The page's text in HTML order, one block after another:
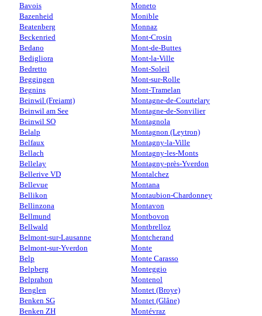
Bavois
Bazenheid
Beatenberg
Beckenried
Bedano
Bedigliora
Bedretto
Beggingen
Begnins
Beinwil (Freiamt)
Beinwil am See
Beinwil SO
Belalp
Belfaux
Bellach
Bellelay
Bellerive VD
Bellevue
Bellikon
Bellinzona
Bellmund
Bellwald
Belmont-sur-Lausanne
Belmont-sur-Yverdon
Belp
Belpberg
Belprahon
Benglen
Benken SG
Benken ZH
Moneto
Monible
Monnaz
Mont-Crosin
Mont-de-Buttes
Mont-la-Ville
Mont-Soleil
Mont-sur-Rolle
Mont-Tramelan
Montagne-de-Courtelary
Montagne-de-Sonvilier
Montagnola
Montagnon (Leytron)
Montagny-la-Ville
Montagny-les-Monts
Montagny-près-Yverdon
Montalchez
Montana
Montaubion-Chardonney
Montavon
Montbovon
Montbrelloz
Montcherand
Monte
Monte Carasso
Monteggio
Montenol
Montet (Broye)
Montet (Glâne)
Montévraz